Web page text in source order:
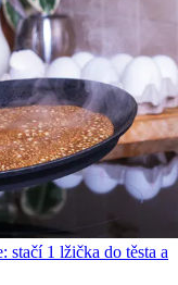
1 lžička do těsta a